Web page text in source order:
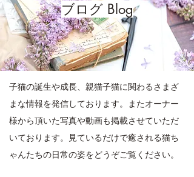
ブログ Blog
子猫の誕生や成長、親猫子猫に関わるさまざ
まな情報を発信しております。またオーナー
様から頂いた写真や動画も掲載させていただ
いております。見ているだけで癒される猫ち
ゃんたちの日常の姿をどうぞご覧ください。